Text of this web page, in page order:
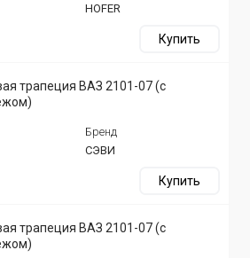
HOFER
Купить
трапеция ВАЗ 2101-07 (с
Бренд
СЭВИ
Купить
трапеция ВАЗ 2101-07 (с